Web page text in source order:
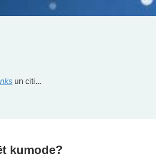
un citi...
kumode?